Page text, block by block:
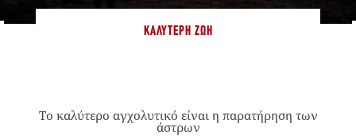
ΚΑΛΎΤΕΡΗ ΖΩΉ
Το καλύτερο αγχολυτικό είναι η παρατήρηση των
άστρων